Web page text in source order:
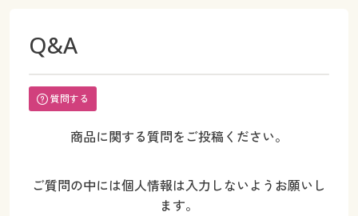
Q&A
質問する
商品に関する質問をご投稿ください。
ご質問の中には個人情報は入力しないようお願いし
ます。